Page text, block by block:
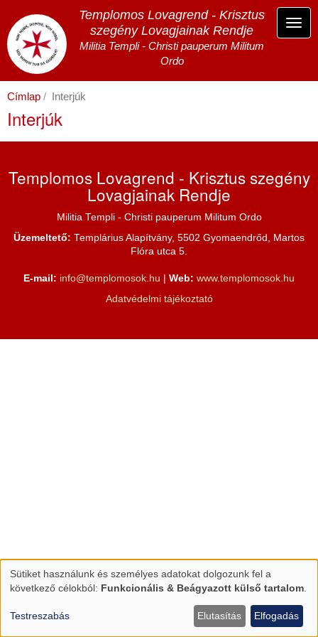
tartalomra
Templomos Lovagrend - Krisztus
szegény Lovagjainak Rendje
Militia Templi - Christi pauperum Militum
Ordo
Címlap Interjúk
Interjúk
Templomos Lovagrend - Krisztus szegény
Lovagjainak Rendje
Militia Templi - Christi pauperum Militum Ordo
Üzemeltető: Templárius Alapítvány, 5502 Gyomaendrőd, Martos
Flóra utca 5.
E-mail: info@templomosok.hu Web: www.templomosok.hu
Adatvédelmi tájékoztató
Személyes
és
Sütiket használunk és személyes adatokat dolgozunk fel a
következő célokból: Funkcionális & Beágyazott külső tartalom
Testreszabás Elutasítás Elfogadás